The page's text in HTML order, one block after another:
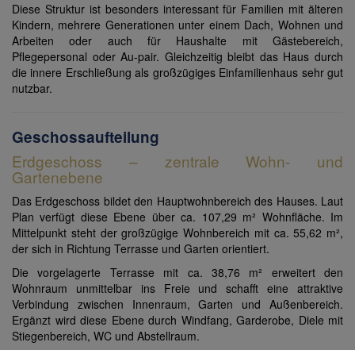
Diese Struktur ist besonders interessant für Familien mit älteren
Kindern, mehrere Generationen unter einem Dach, Wohnen und
Arbeiten oder auch für Haushalte mit Gästebereich,
Pflegepersonal oder Au-pair. Gleichzeitig bleibt das Haus durch
die innere Erschließung als großzügiges Einfamilienhaus sehr gut
nutzbar.
Geschossaufteilung
Erdgeschoss – zentrale Wohn- und
Gartenebene
Das Erdgeschoss bildet den Hauptwohnbereich des Hauses. Laut
Plan verfügt diese Ebene über ca. 107,29 m² Wohnfläche. Im
Mittelpunkt steht der großzügige Wohnbereich mit ca. 55,62 m²,
der sich in Richtung Terrasse und Garten orientiert.
Die vorgelagerte Terrasse mit ca. 38,76 m² erweitert den
Wohnraum unmittelbar ins Freie und schafft eine attraktive
Verbindung zwischen Innenraum, Garten und Außenbereich.
Ergänzt wird diese Ebene durch Windfang, Garderobe, Diele mit
Stiegenbereich, WC und Abstellraum.